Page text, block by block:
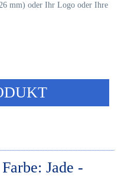
mm) oder Ihr Logo oder Ihre